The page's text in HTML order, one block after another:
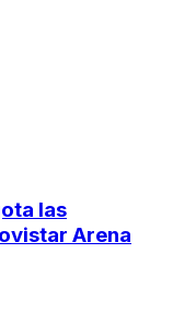
las
Arena